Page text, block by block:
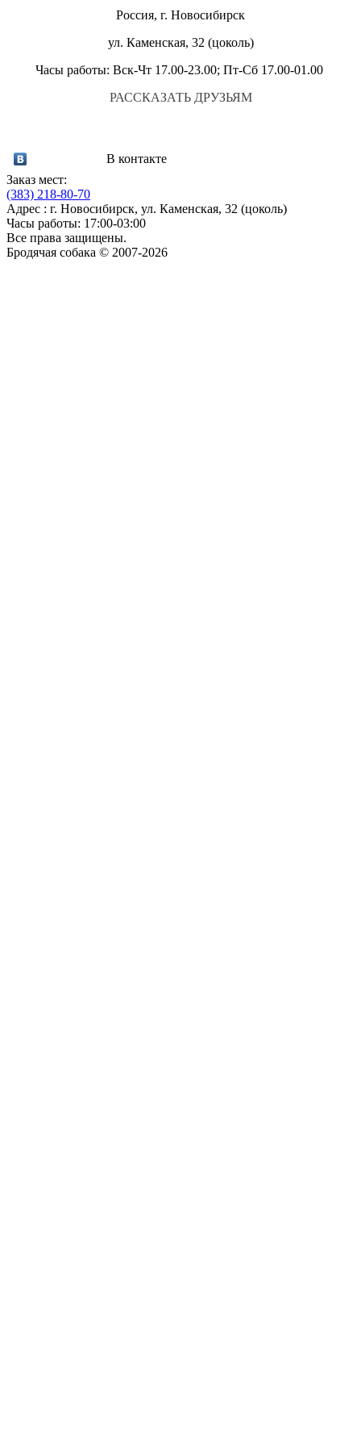
Россия, г. Новосибирск
ул. Каменская, 32 (цоколь)
Часы работы: Вск-Чт 17.00-23.00; Пт-Сб 17.00-01.00
РАССКАЗАТЬ ДРУЗЬЯМ
В контакте
Заказ мест:
(383) 218-80-70
Адрес : г. Новосибирск, ул. Каменская, 32 (цоколь)
Часы работы: 17:00-03:00
Все права защищены.
Бродячая собака © 2007-2026